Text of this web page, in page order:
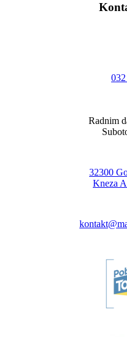
Radnim
32300
Kneza